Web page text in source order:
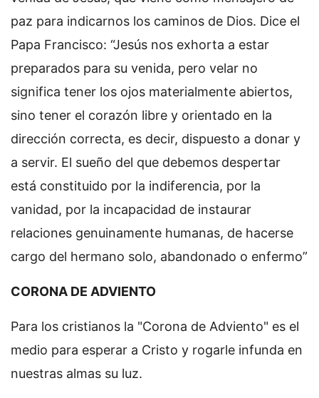
paz para indicarnos los caminos de Dios. Dice el
Papa Francisco: “Jesús nos exhorta a estar
preparados para su venida, pero velar no
significa tener los ojos materialmente abiertos,
sino tener el corazón libre y orientado en la
dirección correcta, es decir, dispuesto a donar y
a servir. El sueño del que debemos despertar
está constituido por la indiferencia, por la
vanidad, por la incapacidad de instaurar
relaciones genuinamente humanas, de hacerse
cargo del hermano solo, abandonado o enfermo”
CORONA DE ADVIENTO
Para los cristianos la "Corona de Adviento" es el
medio para esperar a Cristo y rogarle infunda en
nuestras almas su luz.